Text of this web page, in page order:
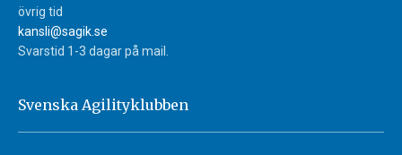
övrig tid
kansli@sagik.se
Svarstid 1-3 dagar på mail.
Svenska Agilityklubben